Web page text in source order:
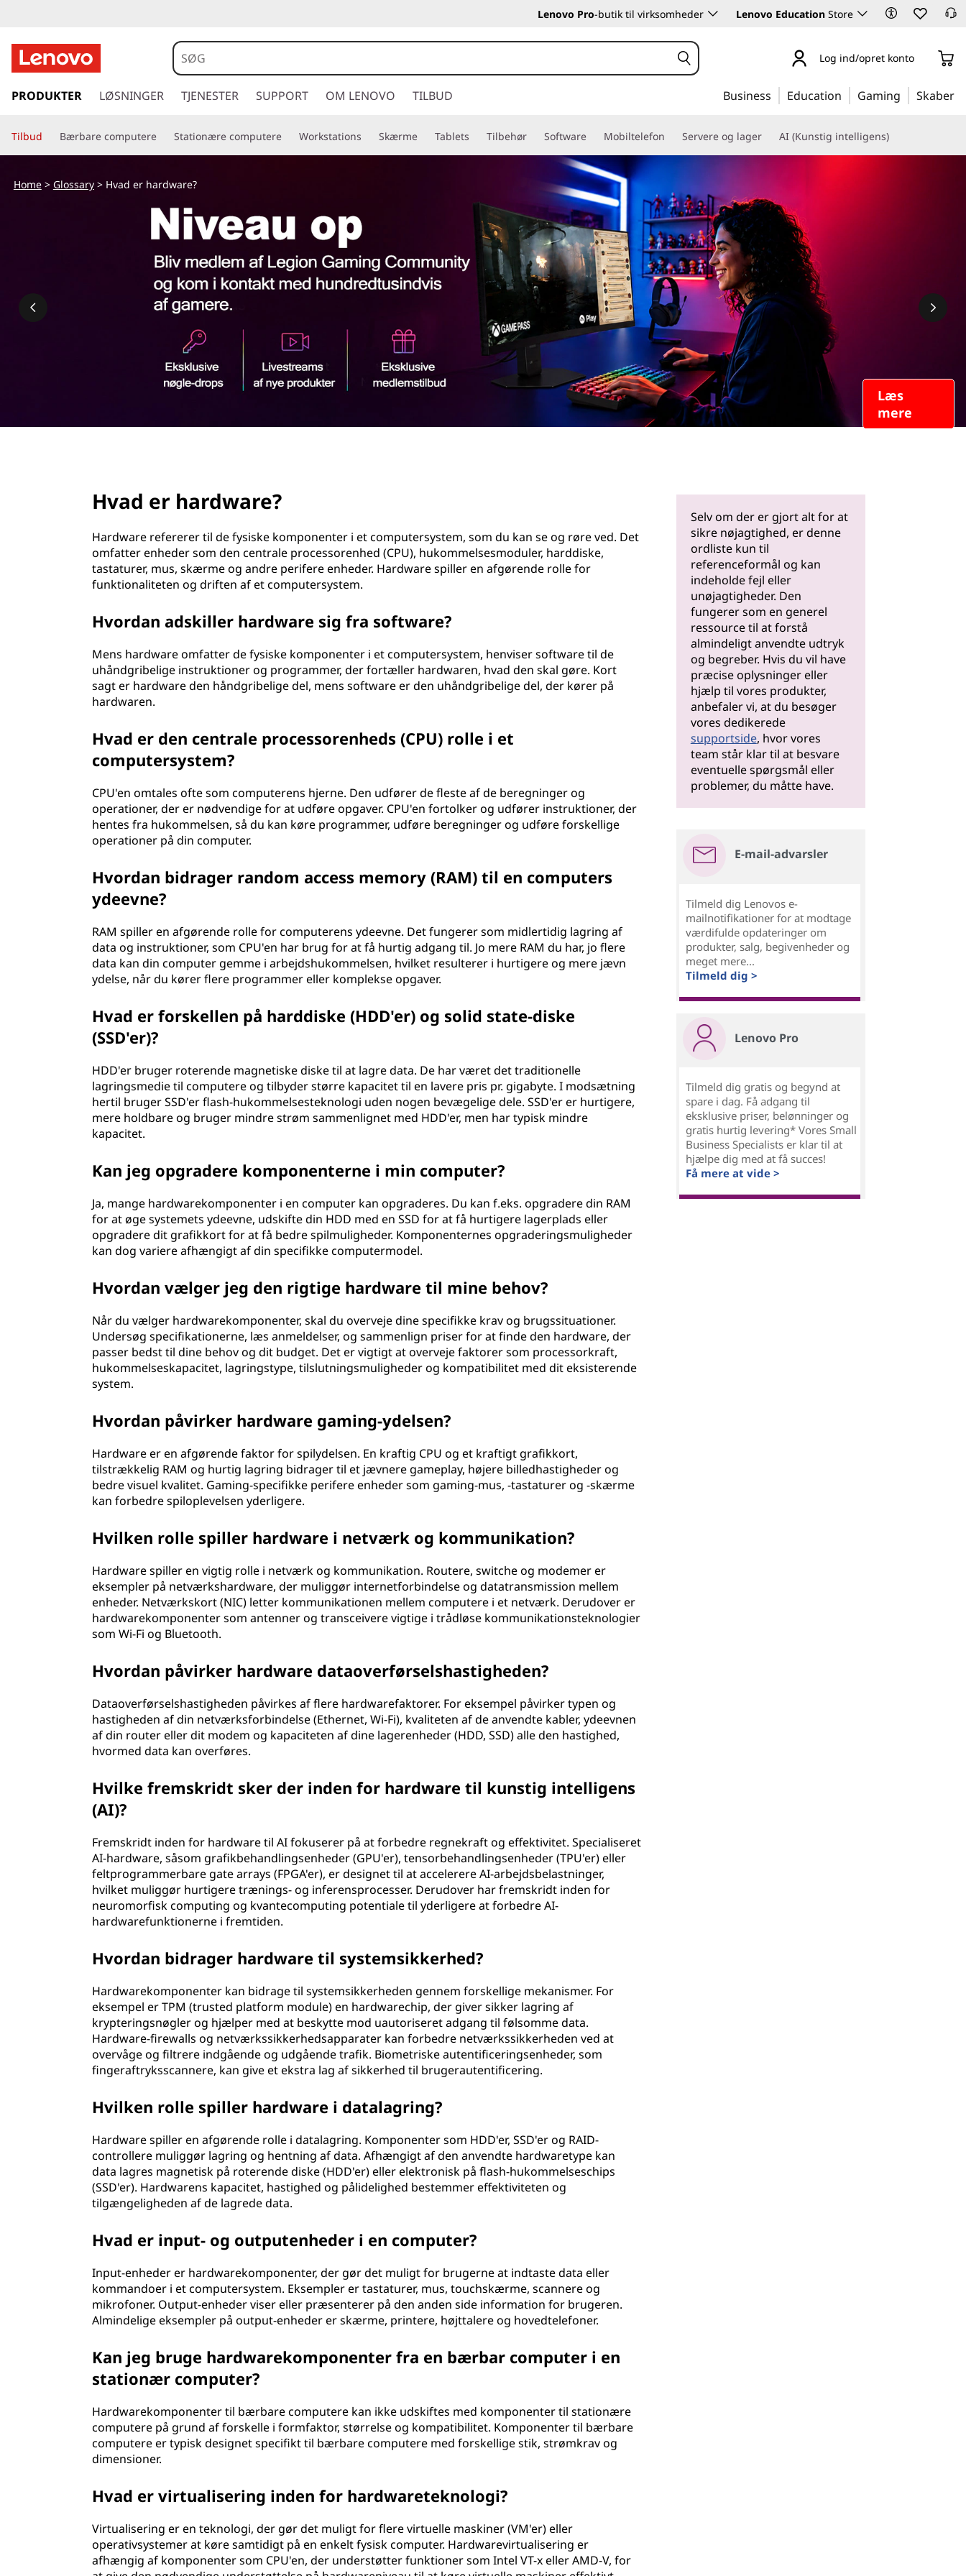
Lenovo Pro-butik til virksomheder Lenovo Education Store
p
n
g
i
Log ind/opret konto
PRODUKTER LØSNINGER TJENESTER SUPPORT OM LENOVO TILBUD Business Education Gaming Skaber
Tilbud Bærbare computere Stationære computere Workstations Skærme Tablets Tilbehør Software Mobiltelefon Servere og lager AI (Kunstig intelligens)
Læs
mere
Home> Glossary> Hvad er hardware?
Hvad er hardware?
Hardware refererer til de fysiske komponenter i et computersystem, som du kan se og røre ved. Det
omfatter enheder som den centrale processorenhed (CPU), hukommelsesmoduler, harddiske,
tastaturer, mus, skærme og andre perifere enheder. Hardware spiller en afgørende rolle for
funktionaliteten og driften af et computersystem.
Hvordan adskiller hardware sig fra software?
Mens hardware omfatter de fysiske komponenter i et computersystem, henviser software til de
uhåndgribelige instruktioner og programmer, der fortæller hardwaren, hvad den skal gøre. Kort
sagt er hardware den håndgribelige del, mens software er den uhåndgribelige del, der kører på
hardwaren.
Hvad er den centrale processorenheds (CPU) rolle i et
computersystem?
CPU'en omtales ofte som computerens hjerne. Den udfører de fleste af de beregninger og
operationer, der er nødvendige for at udføre opgaver. CPU'en fortolker og udfører instruktioner, der
hentes fra hukommelsen, så du kan køre programmer, udføre beregninger og udføre forskellige
operationer på din computer.
Hvordan bidrager random access memory (RAM) til en computers
ydeevne?
RAM spiller en afgørende rolle for computerens ydeevne. Det fungerer som midlertidig lagring af
data og instruktioner, som CPU'en har brug for at få hurtig adgang til. Jo mere RAM du har, jo flere
data kan din computer gemme i arbejdshukommelsen, hvilket resulterer i hurtigere og mere jævn
ydelse, når du kører flere programmer eller komplekse opgaver.
Hvad er forskellen på harddiske (HDD'er) og solid state-diske
(SSD'er)?
HDD'er bruger roterende magnetiske diske til at lagre data. De har været det traditionelle
lagringsmedie til computere og tilbyder større kapacitet til en lavere pris pr. gigabyte. I modsætning
hertil bruger SSD'er flash-hukommelsesteknologi uden nogen bevægelige dele. SSD'er er hurtigere,
mere holdbare og bruger mindre strøm sammenlignet med HDD'er, men har typisk mindre
kapacitet.
Kan jeg opgradere komponenterne i min computer?
Ja, mange hardwarekomponenter i en computer kan opgraderes. Du kan f.eks. opgradere din RAM
for at øge systemets ydeevne, udskifte din HDD med en SSD for at få hurtigere lagerplads eller
opgradere dit grafikkort for at få bedre spilmuligheder. Komponenternes opgraderingsmuligheder
kan dog variere afhængigt af din specifikke computermodel.
Hvordan vælger jeg den rigtige hardware til mine behov?
Når du vælger hardwarekomponenter, skal du overveje dine specifikke krav og brugssituationer.
Undersøg specifikationerne, læs anmeldelser, og sammenlign priser for at finde den hardware, der
passer bedst til dine behov og dit budget. Det er vigtigt at overveje faktorer som processorkraft,
hukommelseskapacitet, lagringstype, tilslutningsmuligheder og kompatibilitet med dit eksisterende
system.
Hvordan påvirker hardware gaming-ydelsen?
Hardware er en afgørende faktor for spilydelsen. En kraftig CPU og et kraftigt grafikkort,
tilstrækkelig RAM og hurtig lagring bidrager til et jævnere gameplay, højere billedhastigheder og
bedre visuel kvalitet. Gaming-specifikke perifere enheder som gaming-mus, -tastaturer og -skærme
kan forbedre spiloplevelsen yderligere.
Hvilken rolle spiller hardware i netværk og kommunikation?
Hardware spiller en vigtig rolle i netværk og kommunikation. Routere, switche og modemer er
eksempler på netværkshardware, der muliggør internetforbindelse og datatransmission mellem
enheder. Netværkskort (NIC) letter kommunikationen mellem computere i et netværk. Derudover er
hardwarekomponenter som antenner og transceivere vigtige i trådløse kommunikationsteknologier
som Wi-Fi og Bluetooth.
Hvordan påvirker hardware dataoverførselshastigheden?
Dataoverførselshastigheden påvirkes af flere hardwarefaktorer. For eksempel påvirker typen og
hastigheden af din netværksforbindelse (Ethernet, Wi-Fi), kvaliteten af de anvendte kabler, ydeevnen
af din router eller dit modem og kapaciteten af dine lagerenheder (HDD, SSD) alle den hastighed,
hvormed data kan overføres.
Hvilke fremskridt sker der inden for hardware til kunstig intelligens
(AI)?
Fremskridt inden for hardware til AI fokuserer på at forbedre regnekraft og effektivitet. Specialiseret
AI-hardware, såsom grafikbehandlingsenheder (GPU'er), tensorbehandlingsenheder (TPU'er) eller
feltprogrammerbare gate arrays (FPGA'er), er designet til at accelerere AI-arbejdsbelastninger,
hvilket muliggør hurtigere trænings- og inferensprocesser. Derudover har fremskridt inden for
neuromorfisk computing og kvantecomputing potentiale til yderligere at forbedre AI-
hardwarefunktionerne i fremtiden.
Hvordan bidrager hardware til systemsikkerhed?
Hardwarekomponenter kan bidrage til systemsikkerheden gennem forskellige mekanismer. For
eksempel er TPM (trusted platform module) en hardwarechip, der giver sikker lagring af
krypteringsnøgler og hjælper med at beskytte mod uautoriseret adgang til følsomme data.
Hardware-firewalls og netværkssikkerhedsapparater kan forbedre netværkssikkerheden ved at
overvåge og filtrere indgående og udgående trafik. Biometriske autentificeringsenheder, som
fingeraftryksscannere, kan give et ekstra lag af sikkerhed til brugerautentificering.
Hvilken rolle spiller hardware i datalagring?
Hardware spiller en afgørende rolle i datalagring. Komponenter som HDD'er, SSD'er og RAID-
controllere muliggør lagring og hentning af data. Afhængigt af den anvendte hardwaretype kan
data lagres magnetisk på roterende diske (HDD'er) eller elektronisk på flash-hukommelseschips
(SSD'er). Hardwarens kapacitet, hastighed og pålidelighed bestemmer effektiviteten og
tilgængeligheden af de lagrede data.
Hvad er input- og outputenheder i en computer?
Input-enheder er hardwarekomponenter, der gør det muligt for brugerne at indtaste data eller
kommandoer i et computersystem. Eksempler er tastaturer, mus, touchskærme, scannere og
mikrofoner. Output-enheder viser eller præsenterer på den anden side information for brugeren.
Almindelige eksempler på output-enheder er skærme, printere, højttalere og hovedtelefoner.
Kan jeg bruge hardwarekomponenter fra en bærbar computer i en
stationær computer?
Hardwarekomponenter til bærbare computere kan ikke udskiftes med komponenter til stationære
computere på grund af forskelle i formfaktor, størrelse og kompatibilitet. Komponenter til bærbare
computere er typisk designet specifikt til bærbare computere med forskellige stik, strømkrav og
dimensioner.
Hvad er virtualisering inden for hardwareteknologi?
Virtualisering er en teknologi, der gør det muligt for flere virtuelle maskiner (VM'er) eller
operativsystemer at køre samtidigt på en enkelt fysisk computer. Hardwarevirtualisering er
afhængig af komponenter som CPU'en, der understøtter funktioner som Intel VT-x eller AMD-V, for
Selv om der er gjort alt for at
sikre nøjagtighed, er denne
ordliste kun til
referenceformål og kan
indeholde fejl eller
unøjagtigheder. Den
fungerer som en generel
ressource til at forstå
almindeligt anvendte udtryk
og begreber. Hvis du vil have
præcise oplysninger eller
hjælp til vores produkter,
anbefaler vi, at du besøger
vores dedikerede
supportside, hvor vores
team står klar til at besvare
eventuelle spørgsmål eller
problemer, du måtte have.
E-mail-advarsler
Tilmeld dig Lenovos e-
mailnotifikationer for at modtage
værdifulde opdateringer om
produkter, salg, begivenheder og
meget mere...
Tilmeld dig >
Lenovo Pro
Tilmeld dig gratis og begynd at
spare i dag. Få adgang til
eksklusive priser, belønninger og
gratis hurtig levering* Vores Small
Business Specialists er klar til at
hjælpe dig med at få succes!
Få mere at vide >